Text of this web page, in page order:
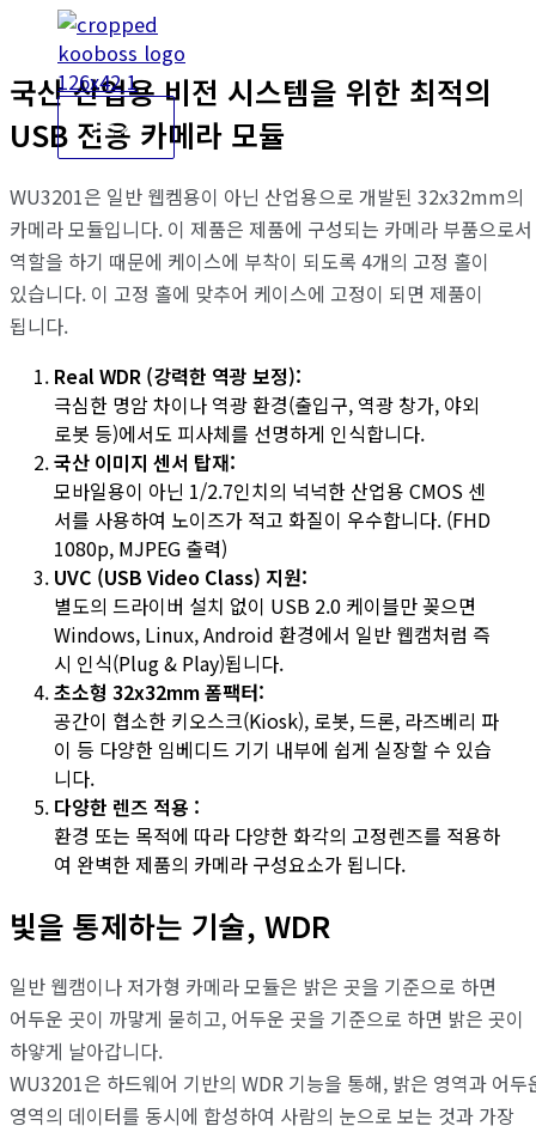
츠
로
건
뛰
기
국산 산업용 비전 시스템을 위한 최적의
USB 전용 카메라 모듈
WU3201은 일반 웹켐용이 아닌 산업용으로 개발된 32x32mm의
카메라 모듈입니다. 이 제품은 제품에 구성되는 카메라 부품으로서
역할을 하기 때문에 케이스에 부착이 되도록 4개의 고정 홀이
있습니다. 이 고정 홀에 맞추어 케이스에 고정이 되면 제품이
됩니다.
Real WDR (강력한 역광 보정):
극심한 명암 차이나 역광 환경(출입구, 역광 창가, 야외
로봇 등)에서도 피사체를 선명하게 인식합니다.
국산 이미지 센서 탑재:
모바일용이 아닌 1/2.7인치의 넉넉한 산업용 CMOS 센
서를 사용하여 노이즈가 적고 화질이 우수합니다. (FHD
1080p, MJPEG 출력)
UVC (USB Video Class) 지원:
별도의 드라이버 설치 없이 USB 2.0 케이블만 꽂으면
Windows, Linux, Android 환경에서 일반 웹캠처럼 즉
시 인식(Plug & Play)됩니다.
초소형 32x32mm 폼팩터:
공간이 협소한 키오스크(Kiosk), 로봇, 드론, 라즈베리 파
이 등 다양한 임베디드 기기 내부에 쉽게 실장할 수 있습
니다.
다양한 렌즈 적용 :
환경 또는 목적에 따라 다양한 화각의 고정렌즈를 적용하
여 완벽한 제품의 카메라 구성요소가 됩니다.
빛을 통제하는 기술, WDR
일반 웹캠이나 저가형 카메라 모듈은 밝은 곳을 기준으로 하면
어두운 곳이 까맣게 묻히고, 어두운 곳을 기준으로 하면 밝은 곳이
하얗게 날아갑니다.
WU3201은 하드웨어 기반의 WDR 기능을 통해, 밝은 영역과 어두
영역의 데이터를 동시에 합성하여 사람의 눈으로 보는 것과 가장